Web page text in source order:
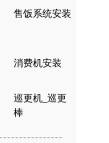
售饭系统安装
消费机安装
巡更机_巡更
棒